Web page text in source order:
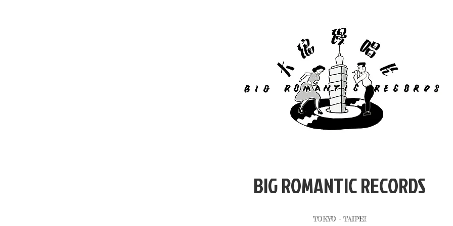
​BIG ROMANTIC RECORDS
TOKYO - TAIPEI